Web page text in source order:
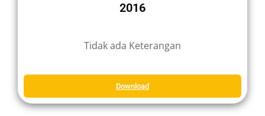
2016
Tidak ada Keterangan
Download